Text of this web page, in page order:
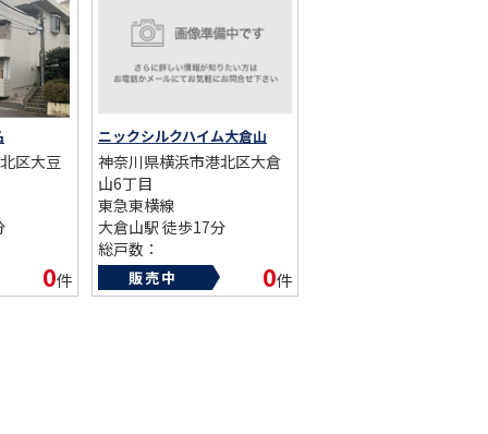
区大豆
0件
ニックシルクハイム大倉山
神奈川県横浜市港北区大倉
山6丁目
東急東横線
大倉山駅 徒歩17分
総戸数：
築年数：1989年
販売中 0件